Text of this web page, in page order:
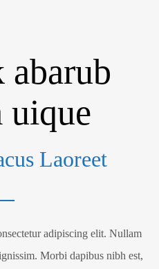
abarub
uique
Laoreet
adipiscing elit. Nullam
Morbi dapibus nibh est,